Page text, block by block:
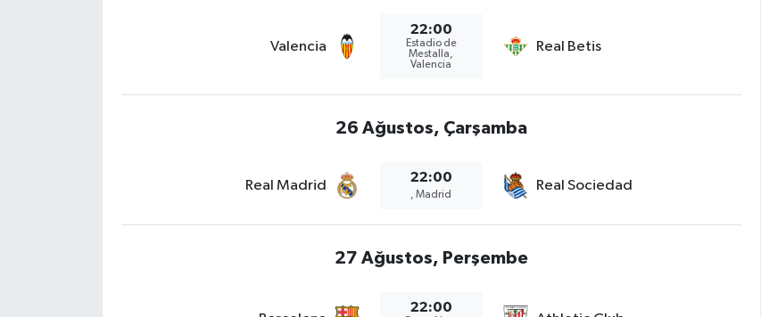
Valencia
22:00
Estadio de
Mestalla,
Valencia
Real Betis
26 Ağustos, Çarşamba
Real Madrid
22:00
, Madrid
Real Sociedad
27 Ağustos, Perşembe
22:00